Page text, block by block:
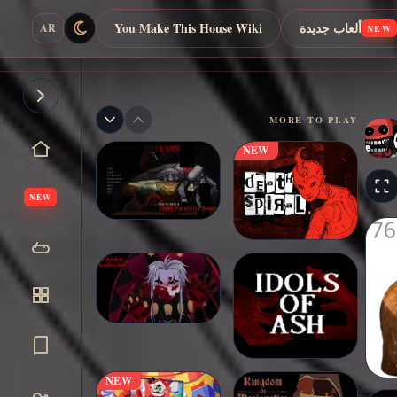
NEW ألعاب جديدة You Make This House Wiki
AR
NEW
MORE TO PLAY
NEW
NEW